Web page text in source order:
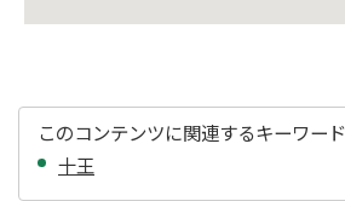
このコンテンツに関連するキーワード
十王